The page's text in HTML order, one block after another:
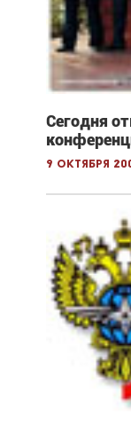
Сегодня
9 октября